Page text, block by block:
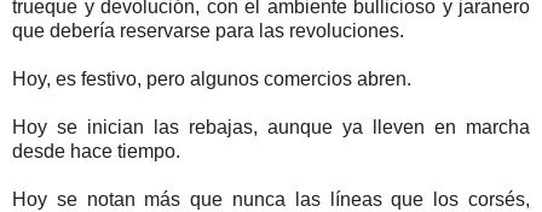
trueque y devolución, con el ambiente bullicioso y jaranero
que debería reservarse para las revoluciones.
Hoy, es festivo, pero algunos comercios abren.
Hoy se inician las rebajas, aunque ya lleven en marcha
desde hace tiempo.
Hoy se notan más que nunca las líneas que los corsés,